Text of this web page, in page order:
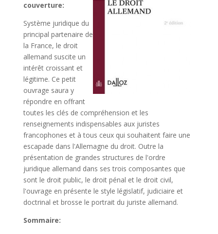
couverture:
Système juridique du
principal partenaire de
la France, le droit
allemand suscite un
intérêt croissant et
légitime. Ce petit
ouvrage saura y
répondre en offrant
toutes les clés de compréhension et les
renseignements indispensables aux juristes
francophones et à tous ceux qui souhaitent faire une
escapade dans l'Allemagne du droit. Outre la
présentation de grandes structures de l'ordre
juridique allemand dans ses trois composantes que
sont le droit public, le droit pénal et le droit civil,
l'ouvrage en présente le style législatif, judiciaire et
doctrinal et brosse le portrait du juriste allemand.
Sommaire: